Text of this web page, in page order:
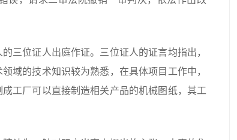
位证人出庭作证。三位证人的证言均指出，
域的技术知识较为熟悉，在具体项目工作中，
工厂可以直接制造相关产品的机械图纸，其工